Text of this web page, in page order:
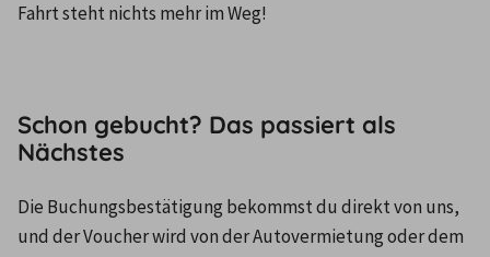
Fahrt steht nichts mehr im Weg!
Schon gebucht? Das passiert als
Nächstes
Die Buchungsbestätigung bekommst du direkt von uns,
und der Voucher wird von der Autovermietung oder dem